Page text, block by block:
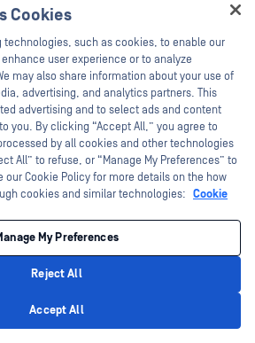
minh khái niệm: một mã độc được cài
qua đường dẫn trích xuất có lỗ hổng.
từ lỗ hổng CVE-2025-8088 bằng
Cookies
technologies, such as cookies, to enable our
user experience or to analyze
may also share information about your use of
advertising, and analytics partners. This
advertising and to select ads and content
you. By clicking “Accept All,” you agree to
by all cookies and other technologies
All” to refuse, or “Manage My Preferences” to
our Cookie Policy for more details on the how
cookies and similar technologies: Cookie
My Preferences
Reject All
Accept All
there!
Ozzy, your OPSWAT virtual assistant.
can I help you secure what's critical